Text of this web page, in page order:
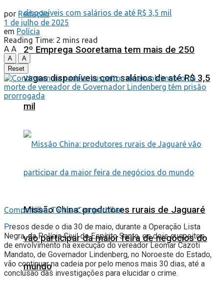
2º Emprega Sooretama tem mais de 250
vagas disponíveis com salários de até R$ 3,5
mil
Missão China: produtores rurais de Jaguaré
vão participar da maior feira de negócios do
mundo
por Redação
1 de julho de 2025
em Polícia
Reading Time: 2 mins read
A A
A
A
Reset
CompartilharTwittarCompartilhar
Presos desde o dia 30 de maio, durante a Operação Lista
Negra, da Polícia Civil do Espírito Santo, os dois suspeitos
de envolvimento na execução do vereador Leomar Cazoti
Mandato, de Governador Lindenberg, no Noroeste do Estado,
vão continuar na cadeia por pelo menos mais 30 dias, até a
conclusão das investigações para elucidar o crime.